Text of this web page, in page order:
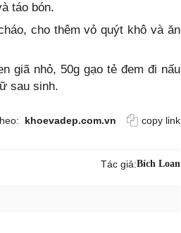
táo bón.
cho thêm vỏ quýt khô và ăn
giã nhỏ, 50g gạo tẻ đem đi nấu
sau sinh.
khoevadep.com.vn copy link
Tác giả:Bích Loan